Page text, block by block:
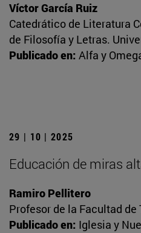
Víctor García Ruiz
Catedrático de Literatura
de Filosofía y Letras.
Publicado en: Alfa y
29 | 10 | 2025
Educación de miras
Ramiro Pellitero
Profesor de la Facultad de
Publicado en: Iglesia y